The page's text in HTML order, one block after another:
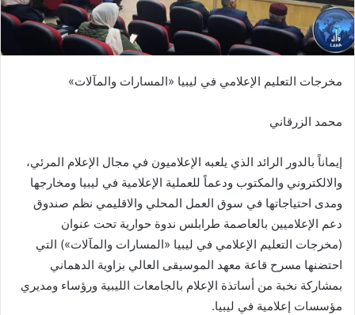
مخرجات التعليم الإعلامي في ليبيا «المسارات والمآلات»
محمد الزرقاني
إيماناً بالدور الرائد الذي يلعبه الإعلاميون في مجال الإعلام المرئي،
والالكتروني والمكتوب ودعماً للعملية الإعلامية في ليبيا ومخارجها
ومدى احتياجاتها في سوق العمل المحلي والاقليمي نظم صندوق
دعم الإعلاميين بالعاصمة طرابلس ندوة حوارية تحت عنوان
(مخرجات التعليم الإعلامي في ليبيا «المسارات والمآلات»
) التي
احتضنها مسرح قاعة معهد الموسيقى العالي بزاوية الدهماني
بمشاركة نخبة من أساتذة الإعلام بالجامعات الليبية ورؤساء ومديري
مؤسسات إعلامية في ليبيا.